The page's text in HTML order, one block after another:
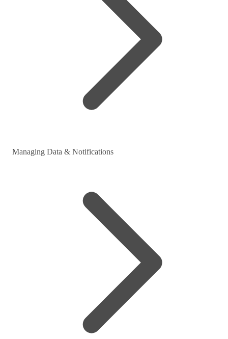
Managing Data & Notifications